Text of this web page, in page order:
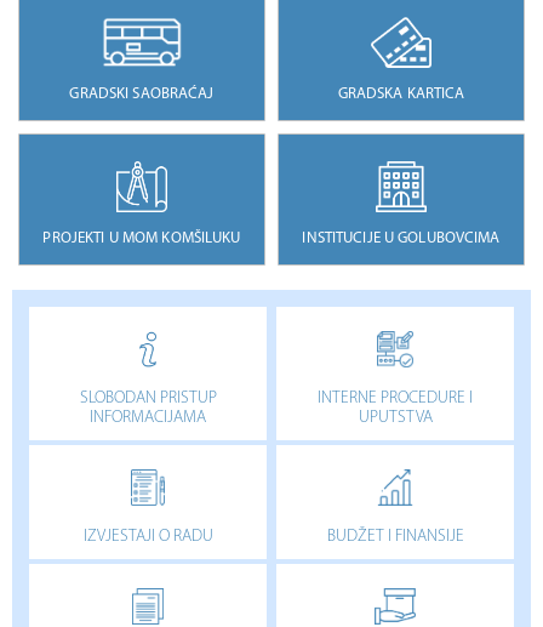
GRADSKI SAOBRAĆAJ GRADSKA KARTICA
PROJEKTI U MOM KOMŠILUKU INSTITUCIJE U GOLUBOVCIMA
SLOBODAN PRISTUP
INFORMACIJAMA
INTERNE PROCEDURE I
UPUTSTVA
IZVJESTAJI O RADU BUDŽET I FINANSIJE